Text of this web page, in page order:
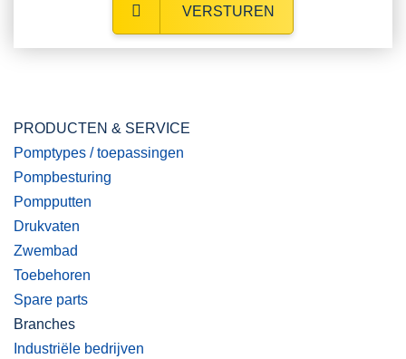
VERSTUREN
PRODUCTEN & SERVICE
Pomptypes / toepassingen
Pompbesturing
Pompputten
Drukvaten
Zwembad
Toebehoren
Spare parts
Branches
Industriële bedrijven